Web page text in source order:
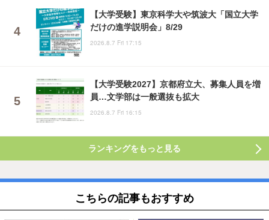
【大学受験】東京科学大や筑波大「国立大学
だけの進学説明会」8/29
2026.8.7 Fri 17:15
【大学受験2027】京都府立大、募集人員を増
員…文学部は一般選抜も拡大
2026.8.7 Fri 16:15
ランキングをもっと見る
こちらの記事もおすすめ